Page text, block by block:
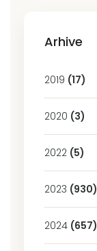
Arhive
2019 (17)
2020 (3)
2022 (5)
2023 (930)
2024 (657)